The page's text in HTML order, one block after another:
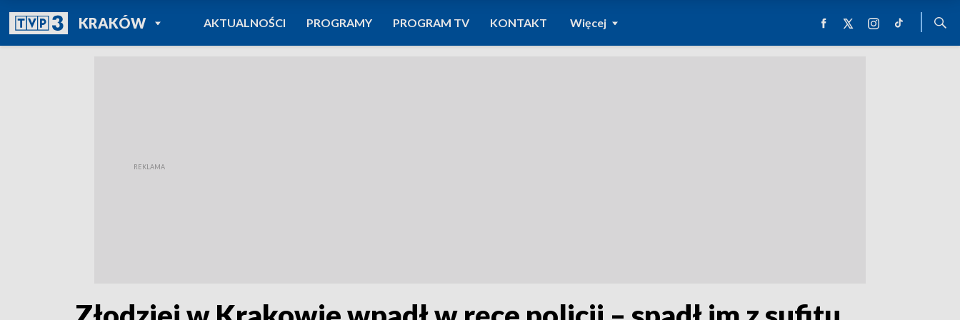
KRAKÓWPOWRÓT DO
TVP REGIONY
AKTUALNOŚCI PROGRAMY PROGRAM TV KONTAKT Więcej